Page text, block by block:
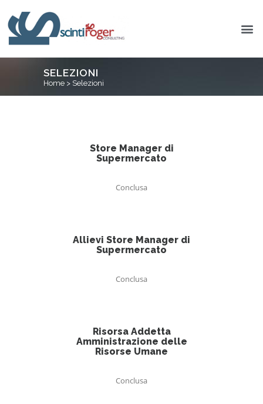
SELEZIONI
Home > Selezioni
Store Manager di
Supermercato
Conclusa
Allievi Store Manager di
Supermercato
Conclusa
Risorsa Addetta
Amministrazione delle
Risorse Umane
Conclusa